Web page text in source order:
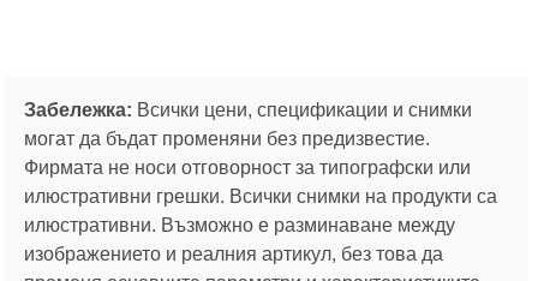
Забележка: Всички цени, спецификации и снимки
могат да бъдат променяни без предизвестие.
Фирмата не носи отговорност за типографски или
илюстративни грешки. Всички снимки на продукти са
илюстративни. Възможно е разминаване между
изображението и реалния артикул, без това да